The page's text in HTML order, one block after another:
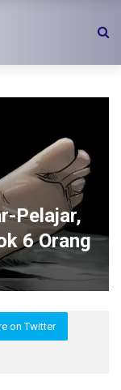
Pelajar,
6 Orang
on Twitter